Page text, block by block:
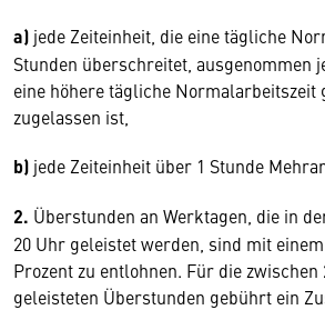
a) jede Zeiteinheit, die eine tägliche
Stunden überschreitet, ausgenommen
eine höhere tägliche Normalarbeitszeit
zugelassen ist,
b) jede Zeiteinheit über 1 Stunde
2. Überstunden an Werktagen, die in
20 Uhr geleistet werden, sind mit
Prozent zu entlohnen. Für die
geleisteten Überstunden gebührt ein